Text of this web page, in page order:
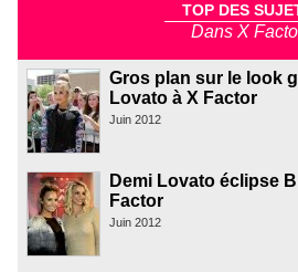
TOP DES
Dans X
Gros plan sur le look
Lovato à X Factor
Juin 2012
Demi Lovato éclipse
Factor
Juin 2012